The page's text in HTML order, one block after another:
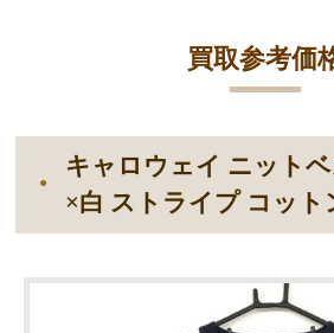
買取参考価
キャロウェイ ニット
×白 ストライプ コット